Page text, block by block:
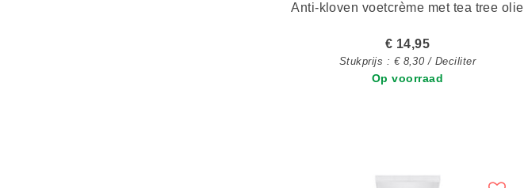
Anti-kloven voetcrème met tea tree olie
€ 14,95
Stukprijs : € 8,30 / Deciliter
Op voorraad